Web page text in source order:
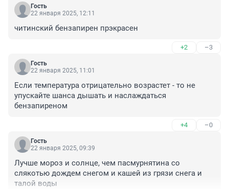
Гость
22 января 2025, 12:11
читинский бензапирен прэкрасен
+2 –3
Гость
22 января 2025, 11:01
Если температура отрицательно возрастет - то не
упускайте шанса дышать и наслаждаться
бензапиреном
+4 –0
Гость
22 января 2025, 09:39
Лучше мороз и солнце, чем пасмурнятина со
слякотью дождем снегом и кашей из грязи снега и
талой воды